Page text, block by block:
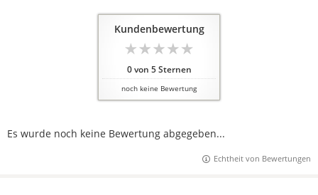
Kundenbewertung
0von 5Sternen
noch keine Bewertung
Es wurde noch keine Bewertung abgegeben...
Echtheit von Bewertungen